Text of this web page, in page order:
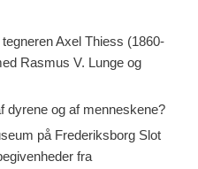
Axel Thiess (1860-
Rasmus V. Lunge og
dyrene og af menneskene?
på Frederiksborg Slot
fra